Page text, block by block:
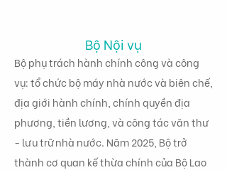
Bộ Nội vụ
Bộ phụ trách hành chính công và công
vụ: tổ chức bộ máy nhà nước và biên chế,
địa giới hành chính, chính quyền địa
phương, tiền lương, và công tác văn thư
- lưu trữ nhà nước. Năm 2025, Bộ trở
thành cơ quan kế thừa chính của Bộ Lao